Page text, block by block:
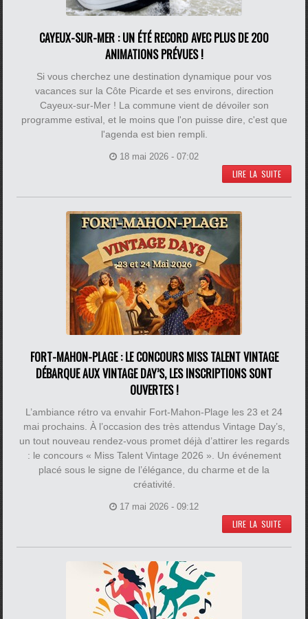
CAYEUX-SUR-MER : UN ÉTÉ RECORD AVEC PLUS DE 200
ANIMATIONS PRÉVUES !
Si vous cherchez une destination dynamique pour vos
vacances sur la Côte Picarde et ses environs, direction
Cayeux-sur-Mer ! La commune vient de dévoiler son
programme estival, et le moins que l'on puisse dire, c'est que
l'agenda est bien rempli.
18 mai 2026 - 07:02
LIRE LA SUITE
FORT-MAHON-PLAGE : LE CONCOURS MISS TALENT VINTAGE
DÉBARQUE AUX VINTAGE DAY’S, LES INSCRIPTIONS SONT
OUVERTES !
L’ambiance rétro va envahir Fort-Mahon-Plage les 23 et 24
mai prochains. À l’occasion des très attendus Vintage Day’s,
un tout nouveau rendez-vous promet déjà d’attirer les regards
: le concours « Miss Talent Vintage 2026 ». Un événement
placé sous le signe de l’élégance, du charme et de la
créativité.
17 mai 2026 - 09:12
LIRE LA SUITE